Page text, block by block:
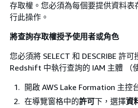
存取權。您必須為每個要提供資料表
行此操作。
將查詢存取權授予使用者或角色
您必須將 SELECT 和 DESCRIBE 許
Redshift 中執行查詢的 IAM 主體 （
開啟 AWS Lake Formation 主控
在導覽窗格中的許可下，選擇資